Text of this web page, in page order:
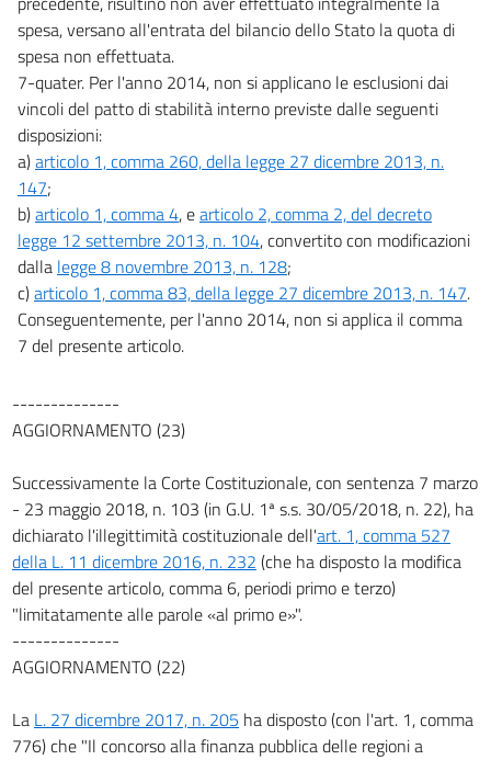
spesa, versano all'entrata del bilancio dello Stato la quota di
spesa non effettuata.
7-quater. Per l'anno 2014, non si applicano le esclusioni dai
vincoli del patto di stabilità interno previste dalle seguenti
disposizioni:
a)articolo 1, comma 260, della legge 27 dicembre 2013, n.
147;
b)articolo 1, comma 4, earticolo 2, comma 2, del decreto
legge 12 settembre 2013, n. 104, convertito con modificazioni
dalla legge 8 novembre 2013, n. 128;
c)articolo 1, comma 83, della legge 27 dicembre 2013, n. 147.
Conseguentemente, per l'anno 2014, non si applica il comma
7 del presente articolo.
--------------
AGGIORNAMENTO (23)
Successivamente la Corte Costituzionale, con sentenza 7 marzo
- 23 maggio 2018, n. 103 (in G.U. 1ª s.s. 30/05/2018, n. 22), ha
dichiarato l'illegittimità costituzionale dell'art. 1, comma 527
della L. 11 dicembre 2016, n. 232 (che ha disposto la modifica
del presente articolo, comma 6, periodi primo e terzo)
"limitatamente alle parole «al primo e»".
--------------
AGGIORNAMENTO (22)
La L. 27 dicembre 2017, n. 205 ha disposto (con l'art. 1, comma
776) che "Il concorso alla finanza pubblica delle regioni a